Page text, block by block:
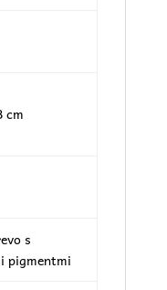
cm
s
pigmentmi